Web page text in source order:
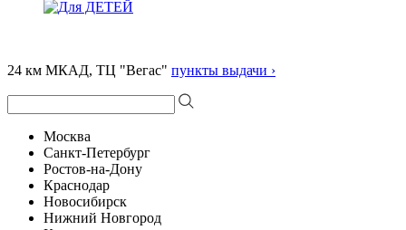
24 км МКАД, ТЦ "Вегас" пункты выдачи ›
Москва
Санкт-Петербург
Ростов-на-Дону
Краснодар
Новосибирск
Нижний Новгород